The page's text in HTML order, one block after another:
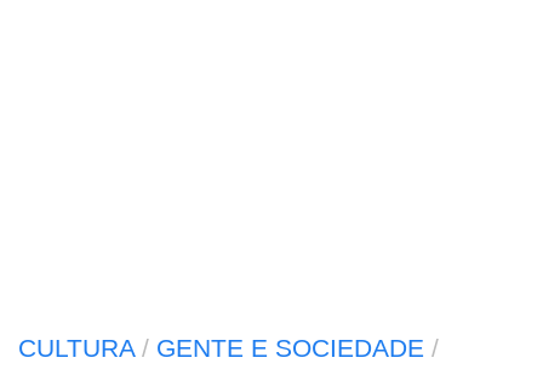
CULTURA/ GENTE E SOCIEDADE /